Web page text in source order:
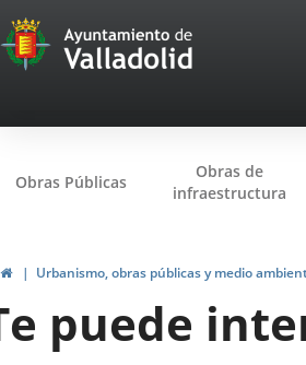
Transparencia
Menu
Obras Públicas
Obras de
infraestructura
HomeUrbanismo, obras públicas y medio
puede